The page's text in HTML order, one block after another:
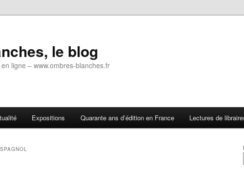
le blog
ligne – www.ombres-blanches.fr
Expositions Quarante ans d’édition en France Lectures de